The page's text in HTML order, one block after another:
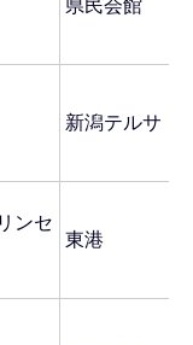
県民会館
新潟テルサ
ンセ
東港